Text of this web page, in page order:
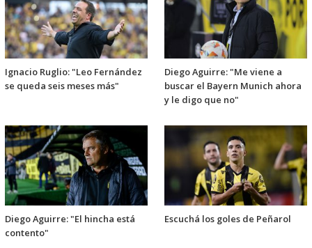
Ignacio Ruglio: "Leo Fernández
se queda seis meses más"
Diego Aguirre: "Me viene a
buscar el Bayern Munich ahora
y le digo que no"
Diego Aguirre: "El hincha está
contento"
Escuchá los goles de Peñarol